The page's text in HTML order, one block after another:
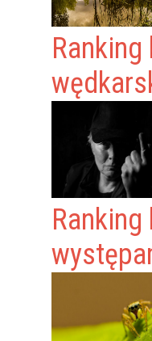
Ranking
Ranking